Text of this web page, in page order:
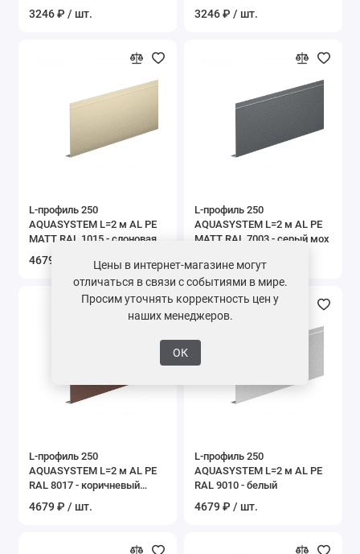
3246 ₽ / шт. 3246 ₽ / шт.
L-профиль 250
AQUASYSTEM L=2 м AL PE
MATT RAL 1015 - слоновая
4679 ₽ / шт.
L-профиль 250
AQUASYSTEM L=2 м AL PE
MATT RAL 7003 - серый мох
4679 ₽ / шт.
L-профиль 250
AQUASYSTEM L=2 м AL PE
RAL 8017 - коричневый
4679 ₽ / шт.
L-профиль 250
AQUASYSTEM L=2 м AL PE
RAL 9010 - белый
4679 ₽ / шт.
Цены в интернет-магазине могут
отличаться в связи с событиями в мире.
Просим уточнять корректность цен у
наших менеджеров.
ОК